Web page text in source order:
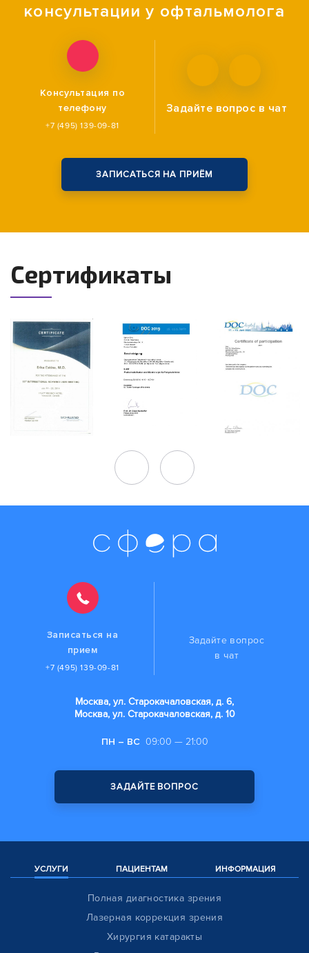
консультации у офтальмолога
Консультация по
телефону
+7 (495) 139-09-81
Задайте вопрос в чат
ЗАПИСАТЬСЯ НА ПРИЁМ
Сертификаты
Записаться на
прием
+7 (495) 139-09-81
Задайте вопрос
в чат
Москва, ул. Старокачаловская, д. 6,
Москва, ул. Старокачаловская, д. 10
ПН – ВС 09:00 — 21:00
ЗАДАЙТЕ ВОПРОС
УСЛУГИ ПАЦИЕНТАМ ИНФОРМАЦИЯ
Полная диагностика зрения
Лазерная коррекция зрения
Хирургия катаракты